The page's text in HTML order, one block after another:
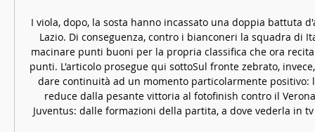
I viola, dopo, la sosta hanno incassato una doppia battuta
Lazio. Di conseguenza, contro i bianconeri la squadra di
macinare punti buoni per la propria classifica che ora
punti. L'articolo prosegue qui sottoSul fronte zebrato,
dare continuità ad un momento particolarmente positivo:
reduce dalla pesante vittoria al fotofinish contro il
Juventus: dalle formazioni della partita, a dove vederla in